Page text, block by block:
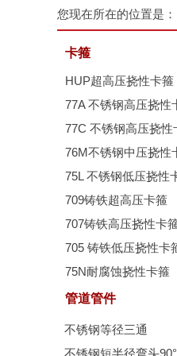
您现在所在的位置是：
卡箍
HUP超高压挠性卡箍
77A 不锈钢高压挠性
77C 不锈钢高压挠性
76M不锈钢中压挠性
75L 不锈钢低压挠性
709铸铁超高压卡箍
707铸铁高压挠性卡
705 铸铁低压挠性卡
75N耐腐蚀挠性卡箍
管道管件
不锈钢等径三通
不锈钢短半径弯头90°